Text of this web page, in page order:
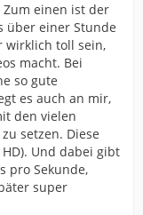
einen ist der
über einer Stunde
wirklich toll sein,
macht. Bei
so gute
es auch an mir,
den vielen
setzen. Diese
Und dabei gibt
pro Sekunde,
super